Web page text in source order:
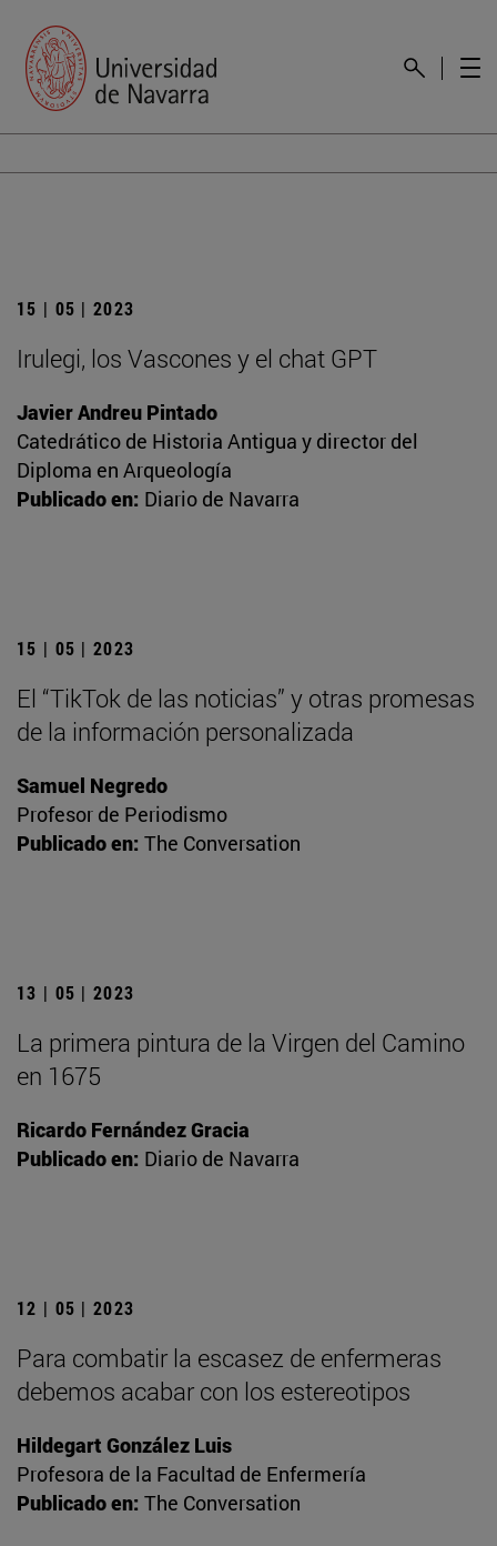
15 | 05 | 2023
Irulegi, los Vascones y el chat GPT
Javier Andreu Pintado
Catedrático de Historia Antigua y director del
Diploma en Arqueología
Publicado en: Diario de Navarra
15 | 05 | 2023
El “TikTok de las noticias” y otras promesas
de la información personalizada
Samuel Negredo
Profesor de Periodismo
Publicado en: The Conversation
13 | 05 | 2023
La primera pintura de la Virgen del Camino
en 1675
Ricardo Fernández Gracia
Publicado en: Diario de Navarra
12 | 05 | 2023
Para combatir la escasez de enfermeras
debemos acabar con los estereotipos
Hildegart González Luis
Profesora de la Facultad de Enfermería
Publicado en: The Conversation